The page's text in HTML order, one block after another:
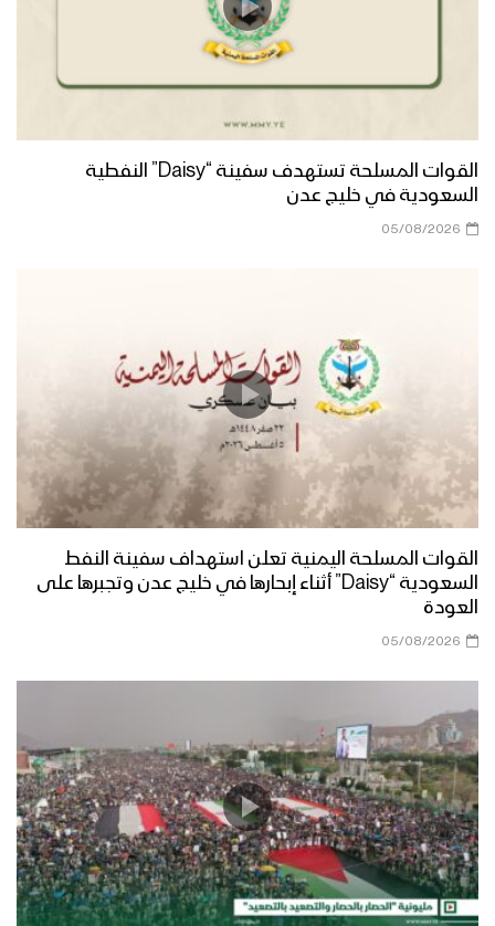
الجوف – زيارة عيدية لقائد محور المرازيق
رازح
البيضاء – زيارة عيدية من قيادة المنطقة
في محور الزاهر وذي ناعم
البيضاء – زيارة عيدية من قيادة المنطقة
العسكرية السابعة الى محور مكيراس
البيضاء – زيارة عيدية من قيادة المنطقة
العسكرية السابعة إلى جبهة مسورة
البيضاء – زيارة عيدية للجنة الثقافية إلى
المرابطين في جبهة ذي ناعم
مأرب – زيارة عيدية لمحافظ المحافظة
ووزير النفط والمعادن ومسؤول التعبئة
القوات المسلحة تستهدف سفينة “Daisy” النفطية
السعودية في خليج عدن
05/08/2026
القوات المسلحة اليمنية تعلن استهداف سفينة النفط
السعودية “Daisy” أثناء إبحارها في خليج عدن وتجبرها على
العودة
05/08/2026